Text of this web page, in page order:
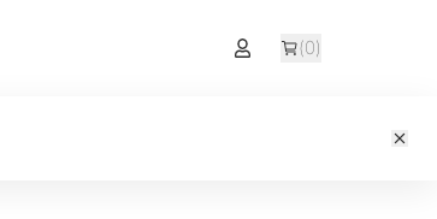
(0)